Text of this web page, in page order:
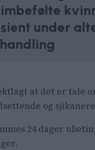
under
at det er tale
og
24 dager